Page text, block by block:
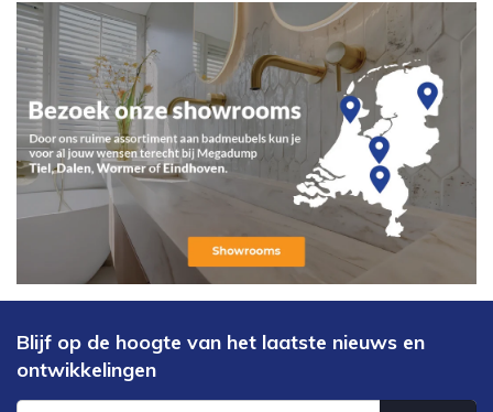
Blijf op de hoogte van het laatste nieuws en
ontwikkelingen